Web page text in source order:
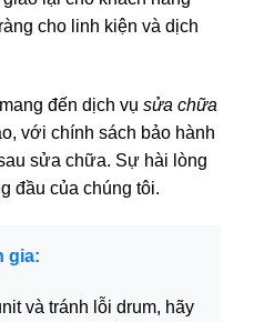
cho linh kiện và dịch
đến dịch vụ sửa chữa
với chính sách bảo hành
sửa chữa. Sự hài lòng
đầu của chúng tôi.
gia:
và tránh lỗi drum, hãy